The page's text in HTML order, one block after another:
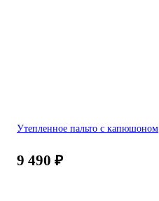
Утепленное пальто с капюшоном
9 490 ₽